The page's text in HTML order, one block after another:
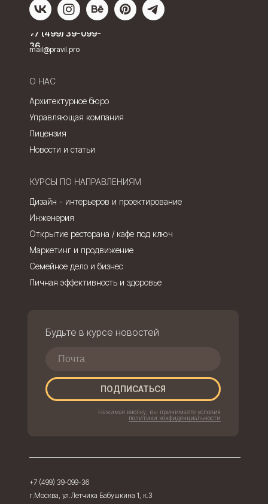
mail@pravil.pro
+7 (499) 39-099-
36
КУРСЫ ПО НАПРАВЛЕНИЯМ
Личная эффективность и здоровье
Семейное дело и бизнес
Маркетинг и продвижение
Открытие ресторана / кафе под ключ
Инженерия
Дизайн - интерьеров и проектирование
О НАС
Новости и статьи
Лицензия
Управляющая компания
Архитектурное бюро
г.Москва, ул.Летчика Бабушкина 1, к.3
+7 (499) 39-099-36
Будьте в курсе новостей
ПОДПИСАТЬСЯ
Нажимая кнопку, вы принимаете условия
политики конфиденциальности